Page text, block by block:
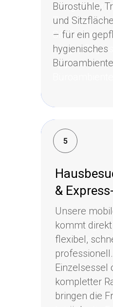
5
5
&
&
Unsere
Reinigung
zu Ihnen –
schnell und
Einzelsessel
kompletter
Unsere
kommt
flexibel,
Einzelsessel
kompletter
bringen die
reinigen
Trennwände
Sitzflächen
ein gepflegtes
hygienisches
Bürostühle,
und
– für ein
hygienisches
Büroambiente